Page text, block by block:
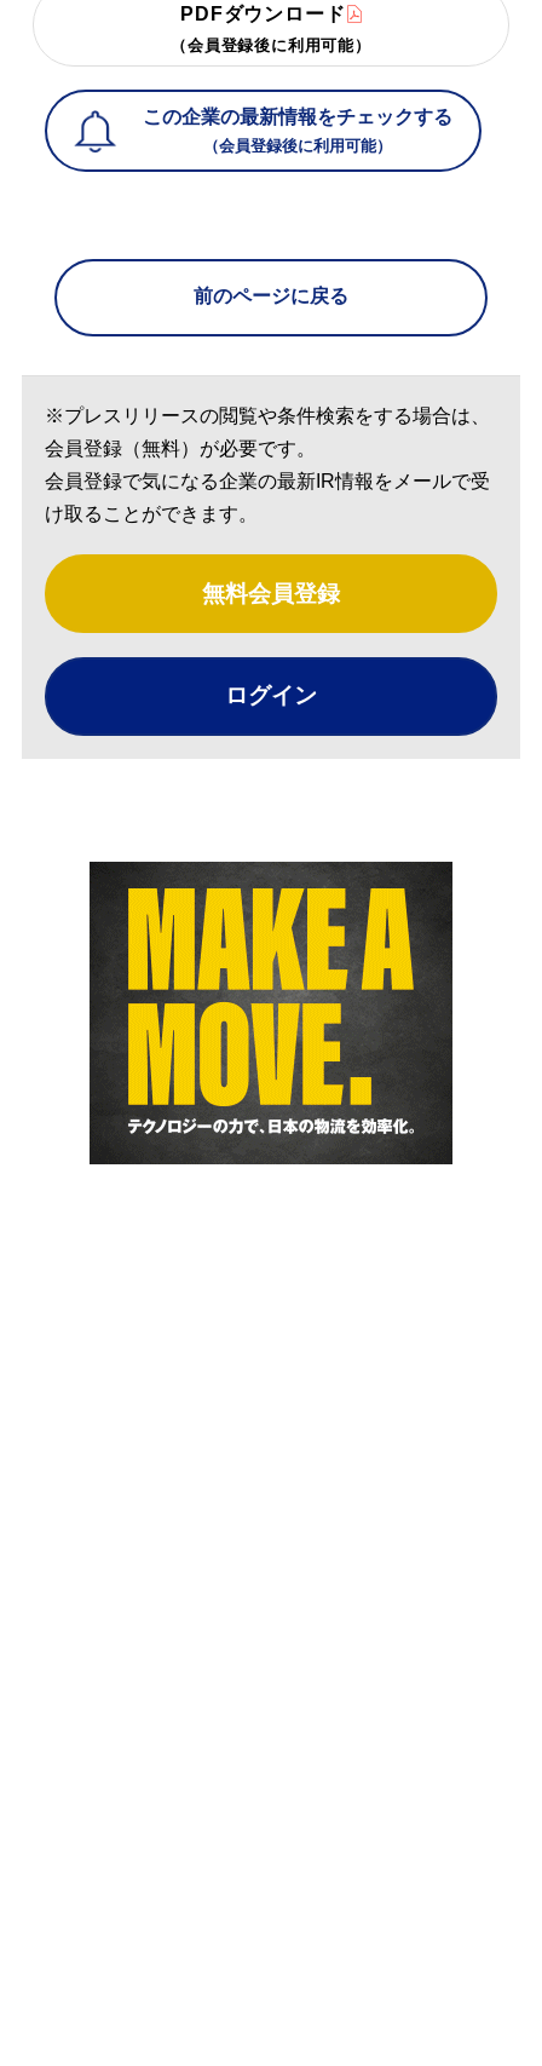
PDFダウンロード
（会員登録後に利用可能）
この企業の最新情報をチェックする
（会員登録後に利用可能）
前のページに戻る
※プレスリリースの閲覧や条件検索をする場合は、
会員登録（無料）が必要です。
会員登録で気になる企業の最新IR情報をメールで受
け取ることができます。
無料会員登録
ログイン